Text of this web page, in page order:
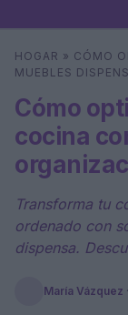
Buscar
HOGAR » CÓMO
MUEBLES
Cómo
cocina
Transforma tu
ordenado con
dispensa.
María Vázquez ·